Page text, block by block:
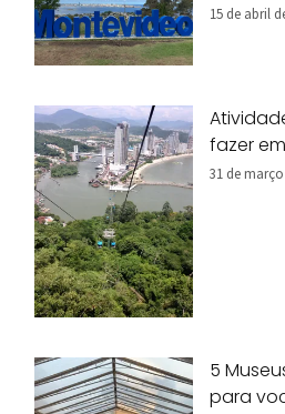
15 de abril
fazer
31 de março
5
para